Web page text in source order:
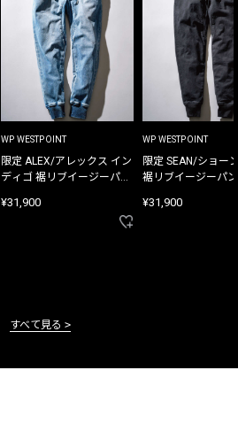
WP WESTPOINT
限定 ALEX/アレックス イン
ディゴ 裾リブイージーパン
¥31,900
WP WESTPOINT
限定 SEAN/ショー
裾リブイージーパ
¥31,900
すべて見る